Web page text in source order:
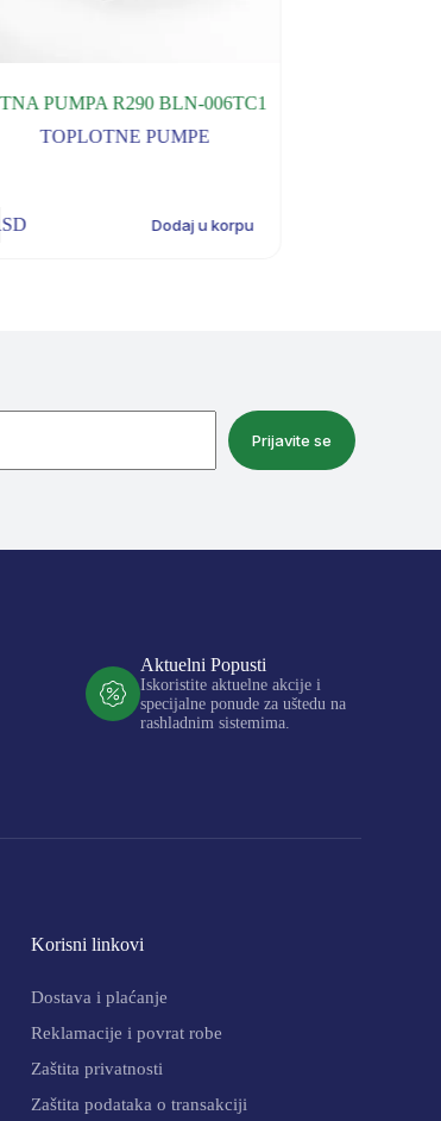
PUMPA R290 BLN-006TC1
TOPLOTNE PUMPE
Dodaj u korpu
Prijavite se
Aktuelni Popusti
Iskoristite aktuelne akcije i
specijalne ponude za uštedu na
rashladnim sistemima.
Korisni linkovi
Dostava i plaćanje
Reklamacije i povrat robe
Zaštita privatnosti
Zaštita podataka o transakciji